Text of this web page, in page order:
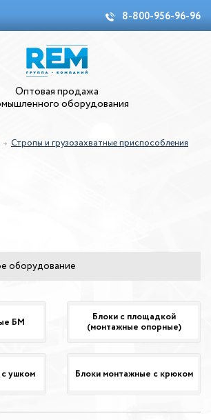
8-800-956-96-96
Оптовая продажа
оборудования
Стропы и грузозахватные приспособления
оборудование
БМ Блоки с площадкой
(монтажные опорные)
ушком Блоки монтажные с крюком